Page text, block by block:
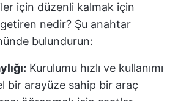
için düzenli kalmak için
nedir? Şu anahtar
bulundurun:
Kurulumu hızlı ve kullanımı
bir arayüze sahip bir araç